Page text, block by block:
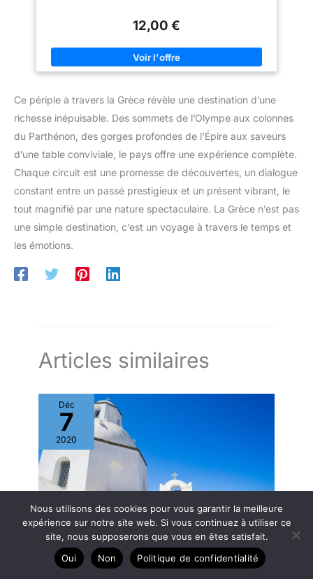
12,00 €
Ce périple à travers la Grèce révèle une destination d’une
richesse inépuisable. Des sommets de l’Olympe aux colonnes
du Parthénon, des gorges profondes de l’Épire aux saveurs
d’une table conviviale, le pays offre une expérience complète.
Chaque circuit est une promesse de découvertes, un dialogue
constant entre un passé prestigieux et un présent vibrant, le
tout magnifié par une nature spectaculaire. La Grèce n’est pas
une simple destination, c’est un voyage à travers le temps et
les émotions.
Articles similaires
Déc
7
2020
Quel itinéraire Grèce ?
Nous utilisons des cookies pour vous garantir la meilleure
expérience sur notre site web. Si vous continuez à utiliser ce
site, nous supposerons que vous en êtes satisfait.
Oui
Non Politique de confidentialité